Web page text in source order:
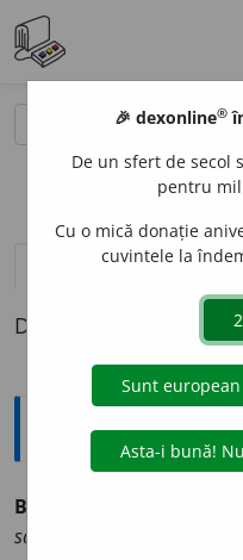
definiții (1) pronunție
Definiția cu ID-ul
Sinonime
BARBAR
sălbăticie.
🎉 dexonline®
De un sfert de secol
pentru
Cu o mică donație
cuvintele la